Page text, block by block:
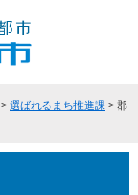
> 選ばれるまち推進課 > 郡